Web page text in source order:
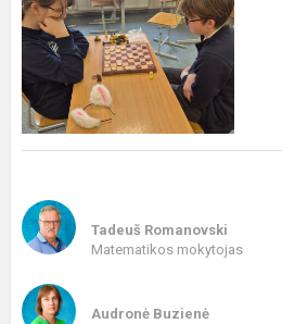
Tadeuš Romanovski
Matematikos mokytojas
Audronė Buzienė